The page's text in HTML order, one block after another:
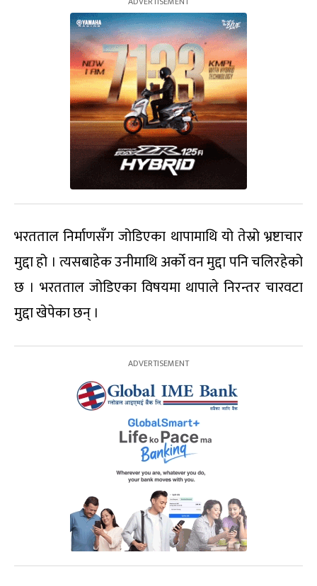
भरतताल निर्माणसँग जोडिएका थापामाथि यो तेस्रो भ्रष्टाचार
मुद्दा हो । त्यसबाहेक उनीमाथि अर्को वन मुद्दा पनि चलिरहेको
छ । भरतताल जोडिएका विषयमा थापाले निरन्तर चारवटा
मुद्दा खेपेका छन् ।